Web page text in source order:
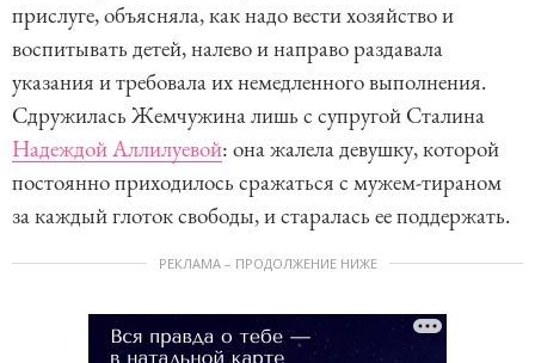
прислуге, объясняла, как надо вести хозяйство и
воспитывать детей, налево и направо раздавала
указания и требовала их немедленного выполнения.
Сдружилась Жемчужина лишь с супругой Сталина
Надеждой Аллилуевой: она жалела девушку, которой
постоянно приходилось сражаться с мужем-тираном
за каждый глоток свободы, и старалась ее поддержать.
РЕКЛАМА – ПРОДОЛЖЕНИЕ НИЖЕ